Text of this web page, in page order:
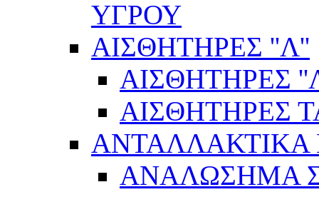
ΥΓΡΟΥ
ΑΙΣΘΗΤΗΡΕΣ ''Λ''
ΑΙΣΘΗΤΗΡEΣ
ΑΙΣΘΗΤΗΡEΣ
ΑΝΤΑΛΛΑΚΤΙΚΑ
ΑΝΑΛΩΣΗΜΑ